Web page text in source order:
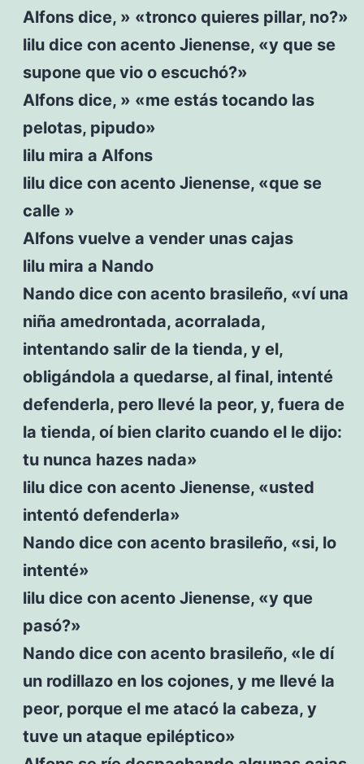
Alfons dice, » «tronco quieres pillar, no?»
lilu dice con acento Jienense, «y que se
supone que vio o escuchó?»
Alfons dice, » «me estás tocando las
pelotas, pipudo»
lilu mira a Alfons
lilu dice con acento Jienense, «que se
calle »
Alfons vuelve a vender unas cajas
lilu mira a Nando
Nando dice con acento brasileño, «ví una
niña amedrontada, acorralada,
intentando salir de la tienda, y el,
obligándola a quedarse, al final, intenté
defenderla, pero llevé la peor, y, fuera de
la tienda, oí bien clarito cuando el le dijo:
tu nunca hazes nada»
lilu dice con acento Jienense, «usted
intentó defenderla»
Nando dice con acento brasileño, «si, lo
intenté»
lilu dice con acento Jienense, «y que
pasó?»
Nando dice con acento brasileño, «le dí
un rodillazo en los cojones, y me llevé la
peor, porque el me atacó la cabeza, y
tuve un ataque epiléptico»